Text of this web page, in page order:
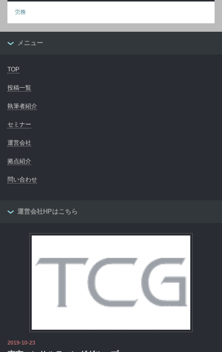
労務
メニュー
TOP
投稿一覧
執筆者紹介
セミナー
運営会社
拠点紹介
問い合わせ
運営会社HPはこちら
2019-10-23